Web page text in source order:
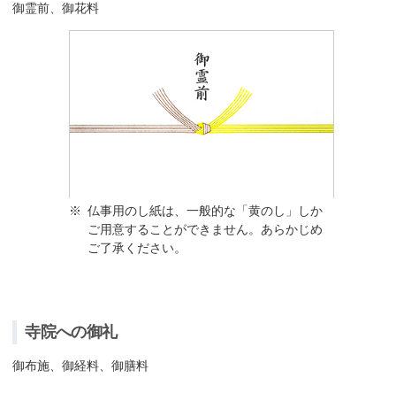
御霊前、御花料
※ 仏事用のし紙は、一般的な「黄のし」しか
ご用意することができません。あらかじめ
ご了承ください。
寺院への御礼
御布施、御経料、御膳料